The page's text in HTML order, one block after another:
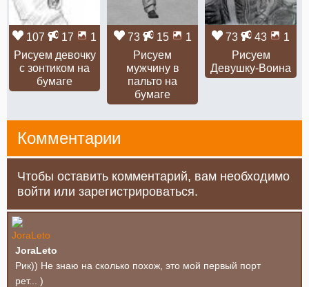
107 17
1
Рисуем девочку
с зонтиком на
бумаге
73 15
1
Рисуем
мужчину в
пальто на
бумаге
73 43
1
Рисуем
Девушку-Воина
Комментарии
Чтобы оставить комментарий, вам необходимо
войти или зарегистрироваться.
JoraLeto
Рик)) Не знаю на сколько похож, это мой первый порт
рет... )